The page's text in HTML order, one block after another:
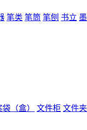
笔类 笔筒 笔刨 书立
（盒） 文件柜 文件